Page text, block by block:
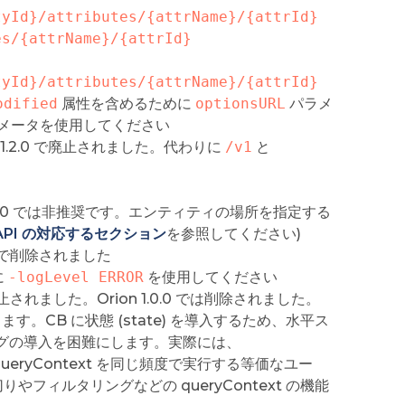
attributes/{attrName}/{attrId}
{attrName}/{attrId}
attributes/{attrName}/{attrId}
属性を含めるために optionsURL パラメ
ータを使用してください
で廃止されました。代わりに /v1 と
では非推奨です。エンティティの場所を指定する
の対応するセクションを参照してください)
削除されました
-logLevel ERRORを使用してください
れました。Orion 1.0.0 では削除されました。
す。CB に状態 (state) を導入するため、水平ス
導入を困難にします。実際には、
を同じ頻度で実行する等価なユー
りやフィルタリングなどの queryContext の機能